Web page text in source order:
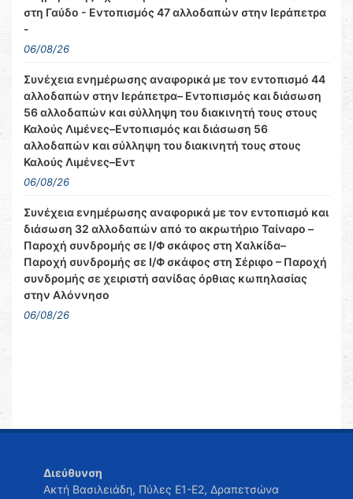
στη Γαύδο - Εντοπισμός 47 αλλοδαπών στην Ιεράπετρα
-
06/08/26
Συνέχεια ενημέρωσης αναφορικά με τον εντοπισμό 44
αλλοδαπών στην Ιεράπετρα– Εντοπισμός και διάσωση
56 αλλοδαπών και σύλληψη του διακινητή τους στους
Καλούς Λιμένες–Εντοπισμός και διάσωση 56
αλλοδαπών και σύλληψη του διακινητή τους στους
Καλούς Λιμένες–Εντ
06/08/26
Συνέχεια ενημέρωσης αναφορικά με τον εντοπισμό και
διάσωση 32 αλλοδαπών από το ακρωτήριο Ταίναρο –
Παροχή συνδρομής σε Ι/Φ σκάφος στη Χαλκίδα–
Παροχή συνδρομής σε Ι/Φ σκάφος στη Σέριφο – Παροχή
συνδρομής σε χειριστή σανίδας όρθιας κωπηλασίας
στην Αλόννησο
06/08/26
Διεύθυνση
Ακτή Βασιλειάδη, Πύλες Ε1-Ε2, Δραπετσώνα